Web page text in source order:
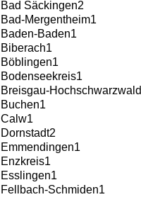
Bad Säckingen2
Bad-Mergentheim1
Baden-Baden1
Biberach1
Böblingen1
Bodenseekreis1
Breisgau-Hochschwarzwald
Buchen1
Calw1
Dornstadt2
Emmendingen1
Enzkreis1
Esslingen1
Fellbach-Schmiden1